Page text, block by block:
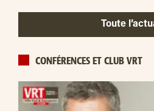
Toute
CONFÉRENCES ET CLUB VRT